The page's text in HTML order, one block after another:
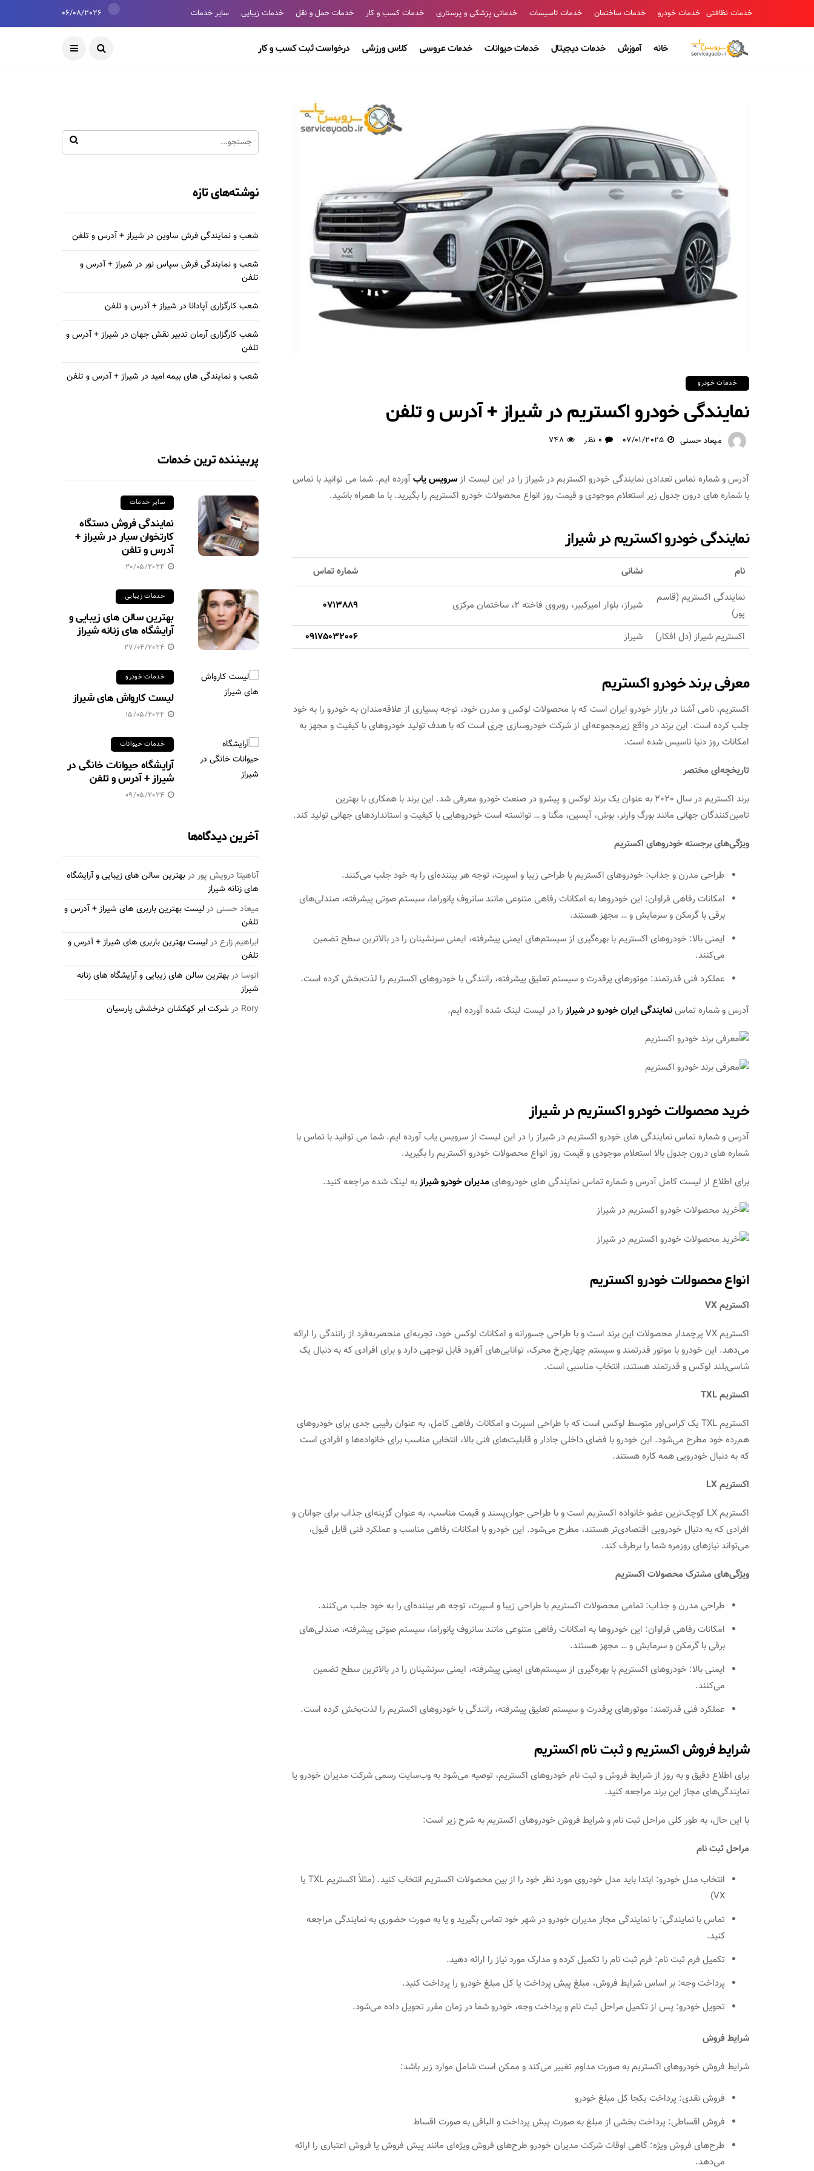
خدمات نظافتی خدمات خودرو خدمات ساختمان خدمات تاسیسات خدماتی پزشکی و پرستاری خدمات کسب و کار خدمات حمل و نقل خدمات زیبایی سایر خدمات 06/08/2026
خانه آموزش خدمات دیجیتال خدمات حیوانات خدمات عروسی کلاس ورزشی درخواست ثبت کسب و کار
خدمات خودرو
نمایندگی خودرو اکستریم در شیراز + آدرس و تلفن
میعاد حسنی 07/01/2025 0 نظر 748
آدرس و شماره تماس تعدادی نمایندگی خودرو اکستریم در شیراز را در این لیست ازسرویس یابآورده ایم. شما می توانید با تماس
با شماره های درون جدول زیر استعلام موجودی و قیمت روز انواع محصولات خودرو اکستریم را بگیرید. با ما همراه باشید.
نمایندگی خودرو اکستریم در شیراز
نام نشانی
شماره تماس
نمایندگی اکستریم (قاسم
پور)
شیراز، بلوار امیرکبیر، روبروی فاخته 2، ساختمان مرکزی 0713889
اکستریم شیراز (دل افکار) شیراز 09175032006
معرفی برند خودرو اکستریم
اکستریم، نامی آشنا در بازار خودرو ایران است که با محصولات لوکس و مدرن خود، توجه بسیاری از علاقه‌مندان به خودرو را به خود
جلب کرده است. این برند در واقع زیرمجموعه‌ای از شرکت خودروسازی چری است که با هدف تولید خودروهای با کیفیت و مجهز به
امکانات روز دنیا تاسیس شده است.
تاریخچه‌ای مختصر
برند اکستریم در سال 2020 به عنوان یک برند لوکس و پیشرو در صنعت خودرو معرفی شد. این برند با همکاری با بهترین
تامین‌کنندگان جهانی مانند بورگ وارنر، بوش، آیسین، مگنا و … توانسته است خودروهایی با کیفیت و استانداردهای جهانی تولید کند.
ویژگی‌های برجسته خودروهای اکستریم
طراحی مدرن و جذاب: خودروهای اکستریم با طراحی زیبا و اسپرت، توجه هر بیننده‌ای را به خود جلب می‌کنند.
امکانات رفاهی فراوان: این خودروها به امکانات رفاهی متنوعی مانند سانروف پانوراما، سیستم صوتی پیشرفته، صندلی‌های
برقی با گرمکن و سرمایش و … مجهز هستند.
ایمنی بالا: خودروهای اکستریم با بهره‌گیری از سیستم‌های ایمنی پیشرفته، ایمنی سرنشینان را در بالاترین سطح تضمین
می‌کنند.
عملکرد فنی قدرتمند: موتورهای پرقدرت و سیستم تعلیق پیشرفته، رانندگی با خودروهای اکستریم را لذت‌بخش کرده است.
آدرس و شماره تماسنمایندگی ایران خودرو در شیرازرا در لیست لینک شده آورده ایم.
خرید محصولات خودرو اکستریم در شیراز
آدرس و شماره تماس نمایندگی های خودرو اکستریم در شیراز را در این لیست از سرویس یاب آورده ایم. شما می توانید با تماس با
شماره های درون جدول بالا استعلام موجودی و قیمت روز انواع محصولات خودرو اکستریم را بگیرید.
برای اطلاع از لیست کامل آدرس و شماره تماس نمایندگی های خودروهایمدیران خودرو شیرازبه لینک شده مراجعه کنید.
انواع محصولات خودرو اکستریم
اکستریم VX
اکستریم VX پرچمدار محصولات این برند است و با طراحی جسورانه و امکانات لوکس خود، تجربه‌ای منحصربه‌فرد از رانندگی را ارائه
می‌دهد. این خودرو با موتور قدرتمند و سیستم چهارچرخ محرک، توانایی‌های آفرود قابل توجهی دارد و برای افرادی که به دنبال یک
شاسی‌بلند لوکس و قدرتمند هستند، انتخاب مناسبی است.
اکستریم TXL
اکستریم TXL یک کراس‌اور متوسط لوکس است که با طراحی اسپرت و امکانات رفاهی کامل، به عنوان رقیبی جدی برای خودروهای
هم‌رده خود مطرح می‌شود. این خودرو با فضای داخلی جادار و قابلیت‌های فنی بالا، انتخابی مناسب برای خانواده‌ها و افرادی است
که به دنبال خودرویی همه کاره هستند.
اکستریم LX
اکستریم LX کوچک‌ترین عضو خانواده اکستریم است و با طراحی جوان‌پسند و قیمت مناسب، به عنوان گزینه‌ای جذاب برای جوانان و
افرادی که به دنبال خودرویی اقتصادی‌تر هستند، مطرح می‌شود. این خودرو با امکانات رفاهی مناسب و عملکرد فنی قابل قبول،
می‌تواند نیازهای روزمره شما را برطرف کند.
ویژگی‌های مشترک محصولات اکستریم
طراحی مدرن و جذاب: تمامی محصولات اکستریم با طراحی زیبا و اسپرت، توجه هر بیننده‌ای را به خود جلب می‌کنند.
امکانات رفاهی فراوان: این خودروها به امکانات رفاهی متنوعی مانند سانروف پانوراما، سیستم صوتی پیشرفته، صندلی‌های
برقی با گرمکن و سرمایش و … مجهز هستند.
ایمنی بالا: خودروهای اکستریم با بهره‌گیری از سیستم‌های ایمنی پیشرفته، ایمنی سرنشینان را در بالاترین سطح تضمین
می‌کنند.
عملکرد فنی قدرتمند: موتورهای پرقدرت و سیستم تعلیق پیشرفته، رانندگی با خودروهای اکستریم را لذت‌بخش کرده است.
شرایط فروش اکستریم و ثبت نام اکستریم
برای اطلاع دقیق و به روز از شرایط فروش و ثبت نام خودروهای اکستریم، توصیه می‌شود به وب‌سایت رسمی شرکت مدیران خودرو یا
نمایندگی‌های مجاز این برند مراجعه کنید.
با این حال، به طور کلی مراحل ثبت نام و شرایط فروش خودروهای اکستریم به شرح زیر است:
مراحل ثبت نام
انتخاب مدل خودرو: ابتدا باید مدل خودروی مورد نظر خود را از بین محصولات اکستریم انتخاب کنید. (مثلاً اکستریم TXL یا
VX)
تماس با نمایندگی: با نمایندگی مجاز مدیران خودرو در شهر خود تماس بگیرید و یا به صورت حضوری به نمایندگی مراجعه
کنید.
تکمیل فرم ثبت نام: فرم ثبت نام را تکمیل کرده و مدارک مورد نیاز را ارائه دهید.
پرداخت وجه: بر اساس شرایط فروش، مبلغ پیش پرداخت یا کل مبلغ خودرو را پرداخت کنید.
تحویل خودرو: پس از تکمیل مراحل ثبت نام و پرداخت وجه، خودرو شما در زمان مقرر تحویل داده می‌شود.
شرایط فروش
شرایط فروش خودروهای اکستریم به صورت مداوم تغییر می‌کند و ممکن است شامل موارد زیر باشد:
فروش نقدی: پرداخت یکجا کل مبلغ خودرو
فروش اقساطی: پرداخت بخشی از مبلغ به صورت پیش پرداخت و الباقی به صورت اقساط
طرح‌های فروش ویژه: گاهی اوقات شرکت مدیران خودرو طرح‌های فروش ویژه‌ای مانند پیش فروش یا فروش اعتباری را ارائه
می‌دهد.
نوشته‌های تازه
شعب و نمایندگی فرش ساوین در شیراز + آدرس و تلفن
شعب و نمایندگی فرش سپاس نور در شیراز + آدرس و
تلفن
شعب کارگزاری آپادانا در شیراز + آدرس و تلفن
شعب کارگزاری آرمان تدبیر نقش جهان در شیراز + آدرس و
تلفن
شعب و نمایندگی های بیمه امید در شیراز + آدرس و تلفن
پربیننده ترین خدمات
سایر خدمات
نمایندگی فروش دستگاه
کارتخوان سیار در شیراز +
آدرس و تلفن
20/05/2024
خدمات زیبایی
بهترین سالن های زیبایی و
آرایشگاه های زنانه شیراز
27/04/2024
خدمات خودرو
لیست کارواش های شیراز
15/05/2024
خدمات حیوانات
آرایشگاه حیوانات خانگی در
شیراز + آدرس و تلفن
09/05/2024
آخرین دیدگاه‌ها
آناهیتا درویش پور دربهترین سالن های زیبایی و آرایشگاه
های زنانه شیراز
میعاد حسنی درلیست بهترین باربری های شیراز + آدرس و
تلفن
ابراهیم زارع درلیست بهترین باربری های شیراز + آدرس و
تلفن
اتوسا دربهترین سالن های زیبایی و آرایشگاه های زنانه
شیراز
Rory در شرکت ابر کهکشان درخشش پارسیان